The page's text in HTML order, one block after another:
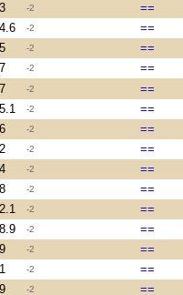
-2
==
-2
==
-2
==
-2
==
-2
==
-2
==
-2
==
-2
==
-2
==
-2
==
-2
==
-2
==
-2
==
-2
==
-2
==